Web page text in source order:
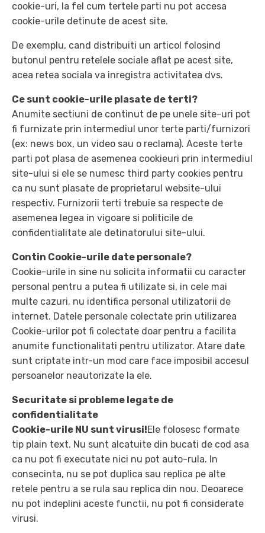
cookie-uri, la fel cum tertele parti nu pot accesa
cookie-urile detinute de acest site.
De exemplu, cand distribuiti un articol folosind
butonul pentru retelele sociale aflat pe acest site,
acea retea sociala va inregistra activitatea dvs.
Ce sunt cookie-urile plasate de terti?
Anumite sectiuni de continut de pe unele site-uri pot
fi furnizate prin intermediul unor terte parti/furnizori
(ex: news box, un video sau o reclama). Aceste terte
parti pot plasa de asemenea cookieuri prin intermediul
site-ului si ele se numesc third party cookies pentru
ca nu sunt plasate de proprietarul website-ului
respectiv. Furnizorii terti trebuie sa respecte de
asemenea legea in vigoare si politicile de
confidentialitate ale detinatorului site-ului.
Contin Cookie-urile date personale?
Cookie-urile in sine nu solicita informatii cu caracter
personal pentru a putea fi utilizate si, in cele mai
multe cazuri, nu identifica personal utilizatorii de
internet. Datele personale colectate prin utilizarea
Cookie-urilor pot fi colectate doar pentru a facilita
anumite functionalitati pentru utilizator. Atare date
sunt criptate intr-un mod care face imposibil accesul
persoanelor neautorizate la ele.
Securitate si probleme legate de
confidentialitate
Cookie-urile NU sunt virusi!Ele folosesc formate
tip plain text. Nu sunt alcatuite din bucati de cod asa
ca nu pot fi executate nici nu pot auto-rula. In
consecinta, nu se pot duplica sau replica pe alte
retele pentru a se rula sau replica din nou. Deoarece
nu pot indeplini aceste functii, nu pot fi considerate
virusi.